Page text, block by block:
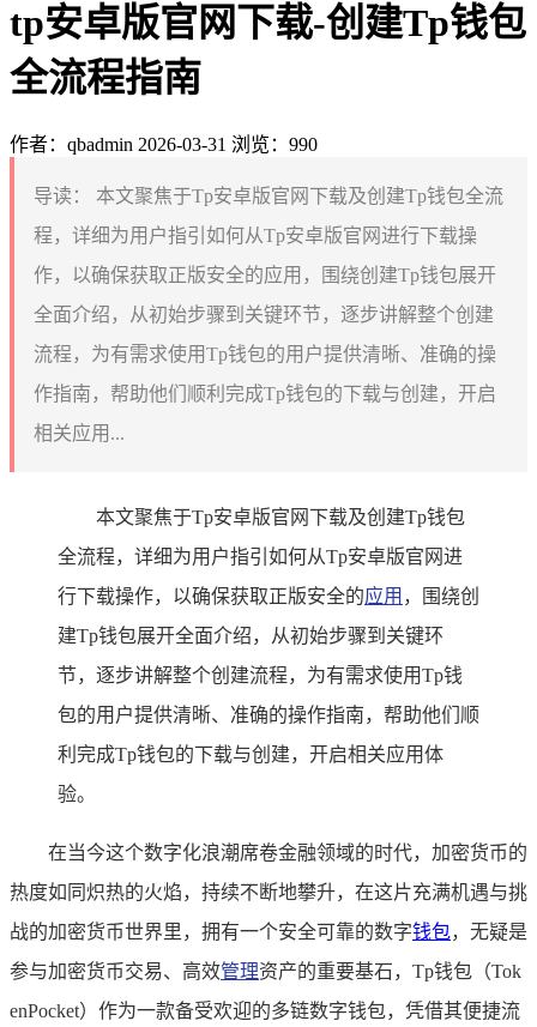
tp安卓版官网下载-创建Tp钱包
全流程指南
作者：qbadmin 2026-03-31 浏览：990
导读：
本文聚焦于Tp安卓版官网下载及创建Tp钱包全流
程，详细为用户指引如何从Tp安卓版官网进行下载操
作，以确保获取正版安全的应用，围绕创建Tp钱包展开
全面介绍，从初始步骤到关键环节，逐步讲解整个创建
流程，为有需求使用Tp钱包的用户提供清晰、准确的操
作指南，帮助他们顺利完成Tp钱包的下载与创建，开启
相关应用...
本文聚焦于Tp安卓版官网下载及创建Tp钱包
全流程，详细为用户指引如何从Tp安卓版官网进
行下载操作，以确保获取正版安全的应用 ，围绕创
建Tp钱包展开全面介绍，从初始步骤到关键环
节，逐步讲解整个创建流程，为有需求使用Tp钱
包的用户提供清晰、准确的操作指南，帮助他们顺
利完成Tp钱包的下载与创建，开启相关应用体
验。
在当今这个数字化浪潮席卷金融领域的时代，加密货币的
热度如同炽热的火焰，持续不断地攀升，在这片充满机遇与挑
战的加密货币世界里，拥有一个安全可靠的数字钱包，无疑是
参与加密货币交易、高效管理资产的重要基石，Tp钱包（Tok
enPocket）作为一款备受欢迎的多链数字钱包，凭借其便捷流